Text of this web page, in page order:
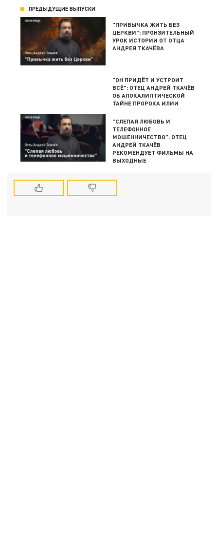
ПРЕДЫДУЩИЕ ВЫПУСКИ
"ПРИВЫЧКА ЖИТЬ БЕЗ
ЦЕРКВИ": ПРОНЗИТЕЛЬНЫЙ
УРОК ИСТОРИИ ОТ ОТЦА
АНДРЕЯ ТКАЧЁВА
"ОН ПРИДЁТ И УСТРОИТ
ВСЁ": ОТЕЦ АНДРЕЙ ТКАЧЁВ
ОБ АПОКАЛИПТИЧЕСКОЙ
ТАЙНЕ ПРОРОКА ИЛИИ
"СЛЕПАЯ ЛЮБОВЬ И
ТЕЛЕФОННОЕ
МОШЕННИЧЕСТВО": ОТЕЦ
АНДРЕЙ ТКАЧЁВ
РЕКОМЕНДУЕТ ФИЛЬМЫ НА
ВЫХОДНЫЕ